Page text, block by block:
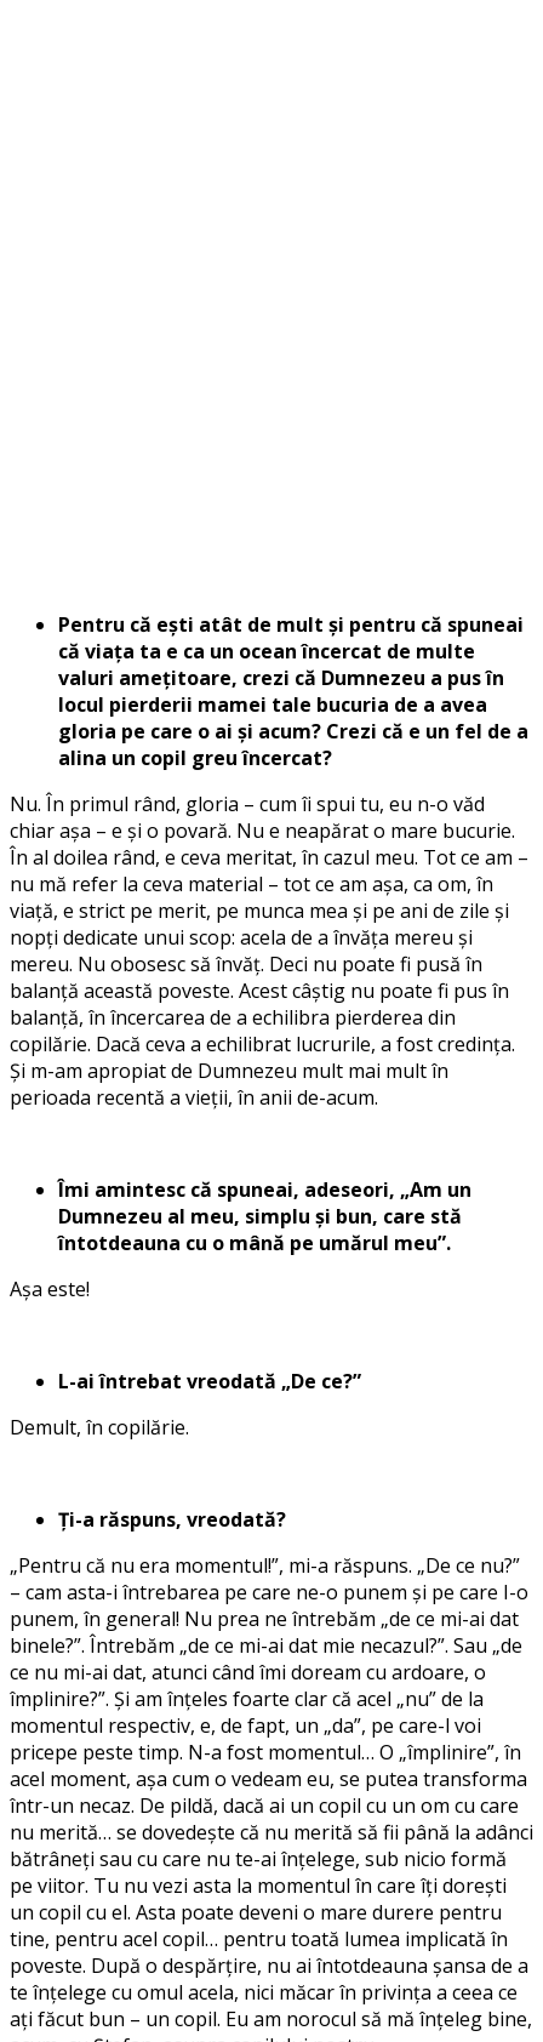
Pentru că ești atât de mult și pentru că spuneai
că viața ta e ca un ocean încercat de multe
valuri amețitoare, crezi că Dumnezeu a pus în
locul pierderii mamei tale bucuria de a avea
gloria pe care o ai și acum? Crezi că e un fel de a
alina un copil greu încercat?
Nu. În primul rând, gloria – cum îi spui tu, eu n-o văd
chiar așa – e și o povară. Nu e neapărat o mare bucurie.
În al doilea rând, e ceva meritat, în cazul meu. Tot ce am –
nu mă refer la ceva material – tot ce am așa, ca om, în
viață, e strict pe merit, pe munca mea și pe ani de zile și
nopți dedicate unui scop: acela de a învăța mereu și
mereu. Nu obosesc să învăț. Deci nu poate fi pusă în
balanță această poveste. Acest câștig nu poate fi pus în
balanță, în încercarea de a echilibra pierderea din
copilărie. Dacă ceva a echilibrat lucrurile, a fost credința.
Și m-am apropiat de Dumnezeu mult mai mult în
perioada recentă a vieții, în anii de-acum.
Îmi amintesc că spuneai, adeseori, „Am un
Dumnezeu al meu, simplu și bun, care stă
întotdeauna cu o mână pe umărul meu”.
Așa este!
L-ai întrebat vreodată „De ce?”
Demult, în copilărie.
Ți-a răspuns, vreodată?
„Pentru că nu era momentul!”, mi-a răspuns. „De ce nu?”
– cam asta-i întrebarea pe care ne-o punem și pe care I-o
punem, în general! Nu prea ne întrebăm „de ce mi-ai dat
binele?”. Întrebăm „de ce mi-ai dat mie necazul?”. Sau „de
ce nu mi-ai dat, atunci când îmi doream cu ardoare, o
împlinire?”. Și am înțeles foarte clar că acel „nu” de la
momentul respectiv, e, de fapt, un „da”, pe care-l voi
pricepe peste timp. N-a fost momentul… O „împlinire”, în
acel moment, așa cum o vedeam eu, se putea transforma
într-un necaz. De pildă, dacă ai un copil cu un om cu care
nu merită… se dovedește că nu merită să fii până la adânci
bătrâneți sau cu care nu te-ai înțelege, sub nicio formă
pe viitor. Tu nu vezi asta la momentul în care îți dorești
un copil cu el. Asta poate deveni o mare durere pentru
tine, pentru acel copil… pentru toată lumea implicată în
poveste. După o despărțire, nu ai întotdeauna șansa de a
te înțelege cu omul acela, nici măcar în privința a ceea ce
ați făcut bun – un copil. Eu am norocul să mă înțeleg bine,